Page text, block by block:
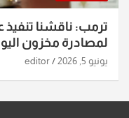
ترمب: ناقشنا
لمصادرة مخزون
يونيو 5, 2026 editor